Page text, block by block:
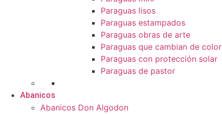
Paraguas lisos
Paraguas estampados
Paraguas obras de arte
Paraguas que cambian de color
Paraguas con protección solar
Paraguas de pastor
Abanicos
Abanicos Don Algodon